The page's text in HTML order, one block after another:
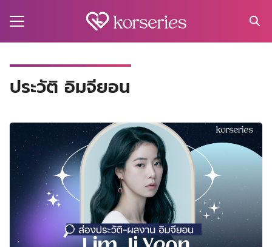
ประวัติ อิมจียอน